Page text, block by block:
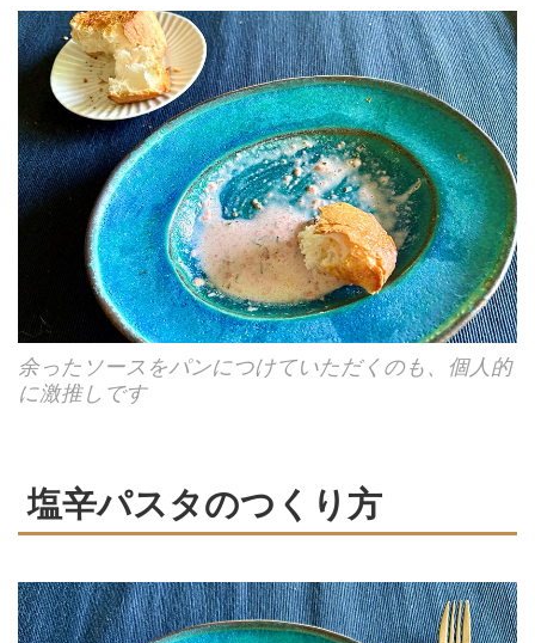
余ったソースをパンにつけていただくのも、個人的
に激推しです
塩辛パスタのつくり方